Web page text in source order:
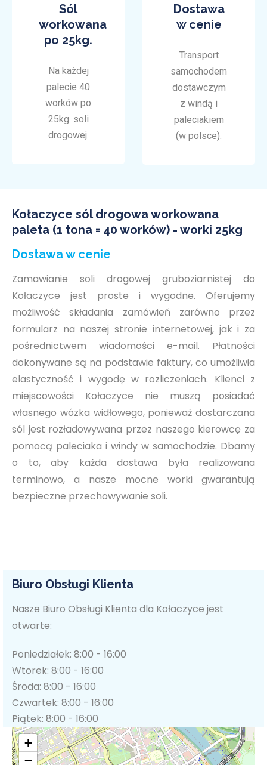
Sól
workowana
po 25kg.
Na każdej
palecie 40
worków po
25kg. soli
drogowej.
Dostawa
w cenie
Transport
samochodem
dostawczym
z windą i
paleciakiem
(w polsce).
Kołaczyce sól drogowa workowana
paleta (1 tona = 40 worków) - worki 25kg
Dostawa w cenie
Zamawianie soli drogowej gruboziarnistej do
Kołaczyce jest proste i wygodne. Oferujemy
możliwość składania zamówień zarówno przez
formularz na naszej stronie internetowej, jak i za
pośrednictwem wiadomości e-mail. Płatności
dokonywane są na podstawie faktury, co umożliwia
elastyczność i wygodę w rozliczeniach. Klienci z
miejscowości Kołaczyce nie muszą posiadać
własnego wózka widłowego, ponieważ dostarczana
sól jest rozładowywana przez naszego kierowcę za
pomocą paleciaka i windy w samochodzie. Dbamy
o to, aby każda dostawa była realizowana
terminowo, a nasze mocne worki gwarantują
bezpieczne przechowywanie soli.
Biuro Obsługi Klienta
Nasze Biuro Obsługi Klienta dla Kołaczyce jest
otwarte:
Poniedziałek: 8:00 - 16:00
Wtorek: 8:00 - 16:00
Środa: 8:00 - 16:00
Czwartek: 8:00 - 16:00
Piątek: 8:00 - 16:00
+
−